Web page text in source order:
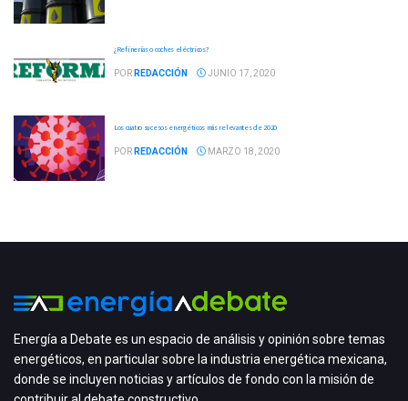
¿Refinerías o coches eléctricos?
POR REDACCIÓN JUNIO 17, 2020
Los cuatro sucesos energéticos más relevantes de 2020
POR REDACCIÓN MARZO 18, 2020
Energía a Debate es un espacio de análisis y opinión sobre temas
energéticos, en particular sobre la industria energética mexicana,
donde se incluyen noticias y artículos de fondo con la misión de